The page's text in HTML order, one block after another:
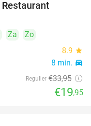
Za
Zo
8.9 star
8 min. directions_car
Regulier €33,95
€19,95